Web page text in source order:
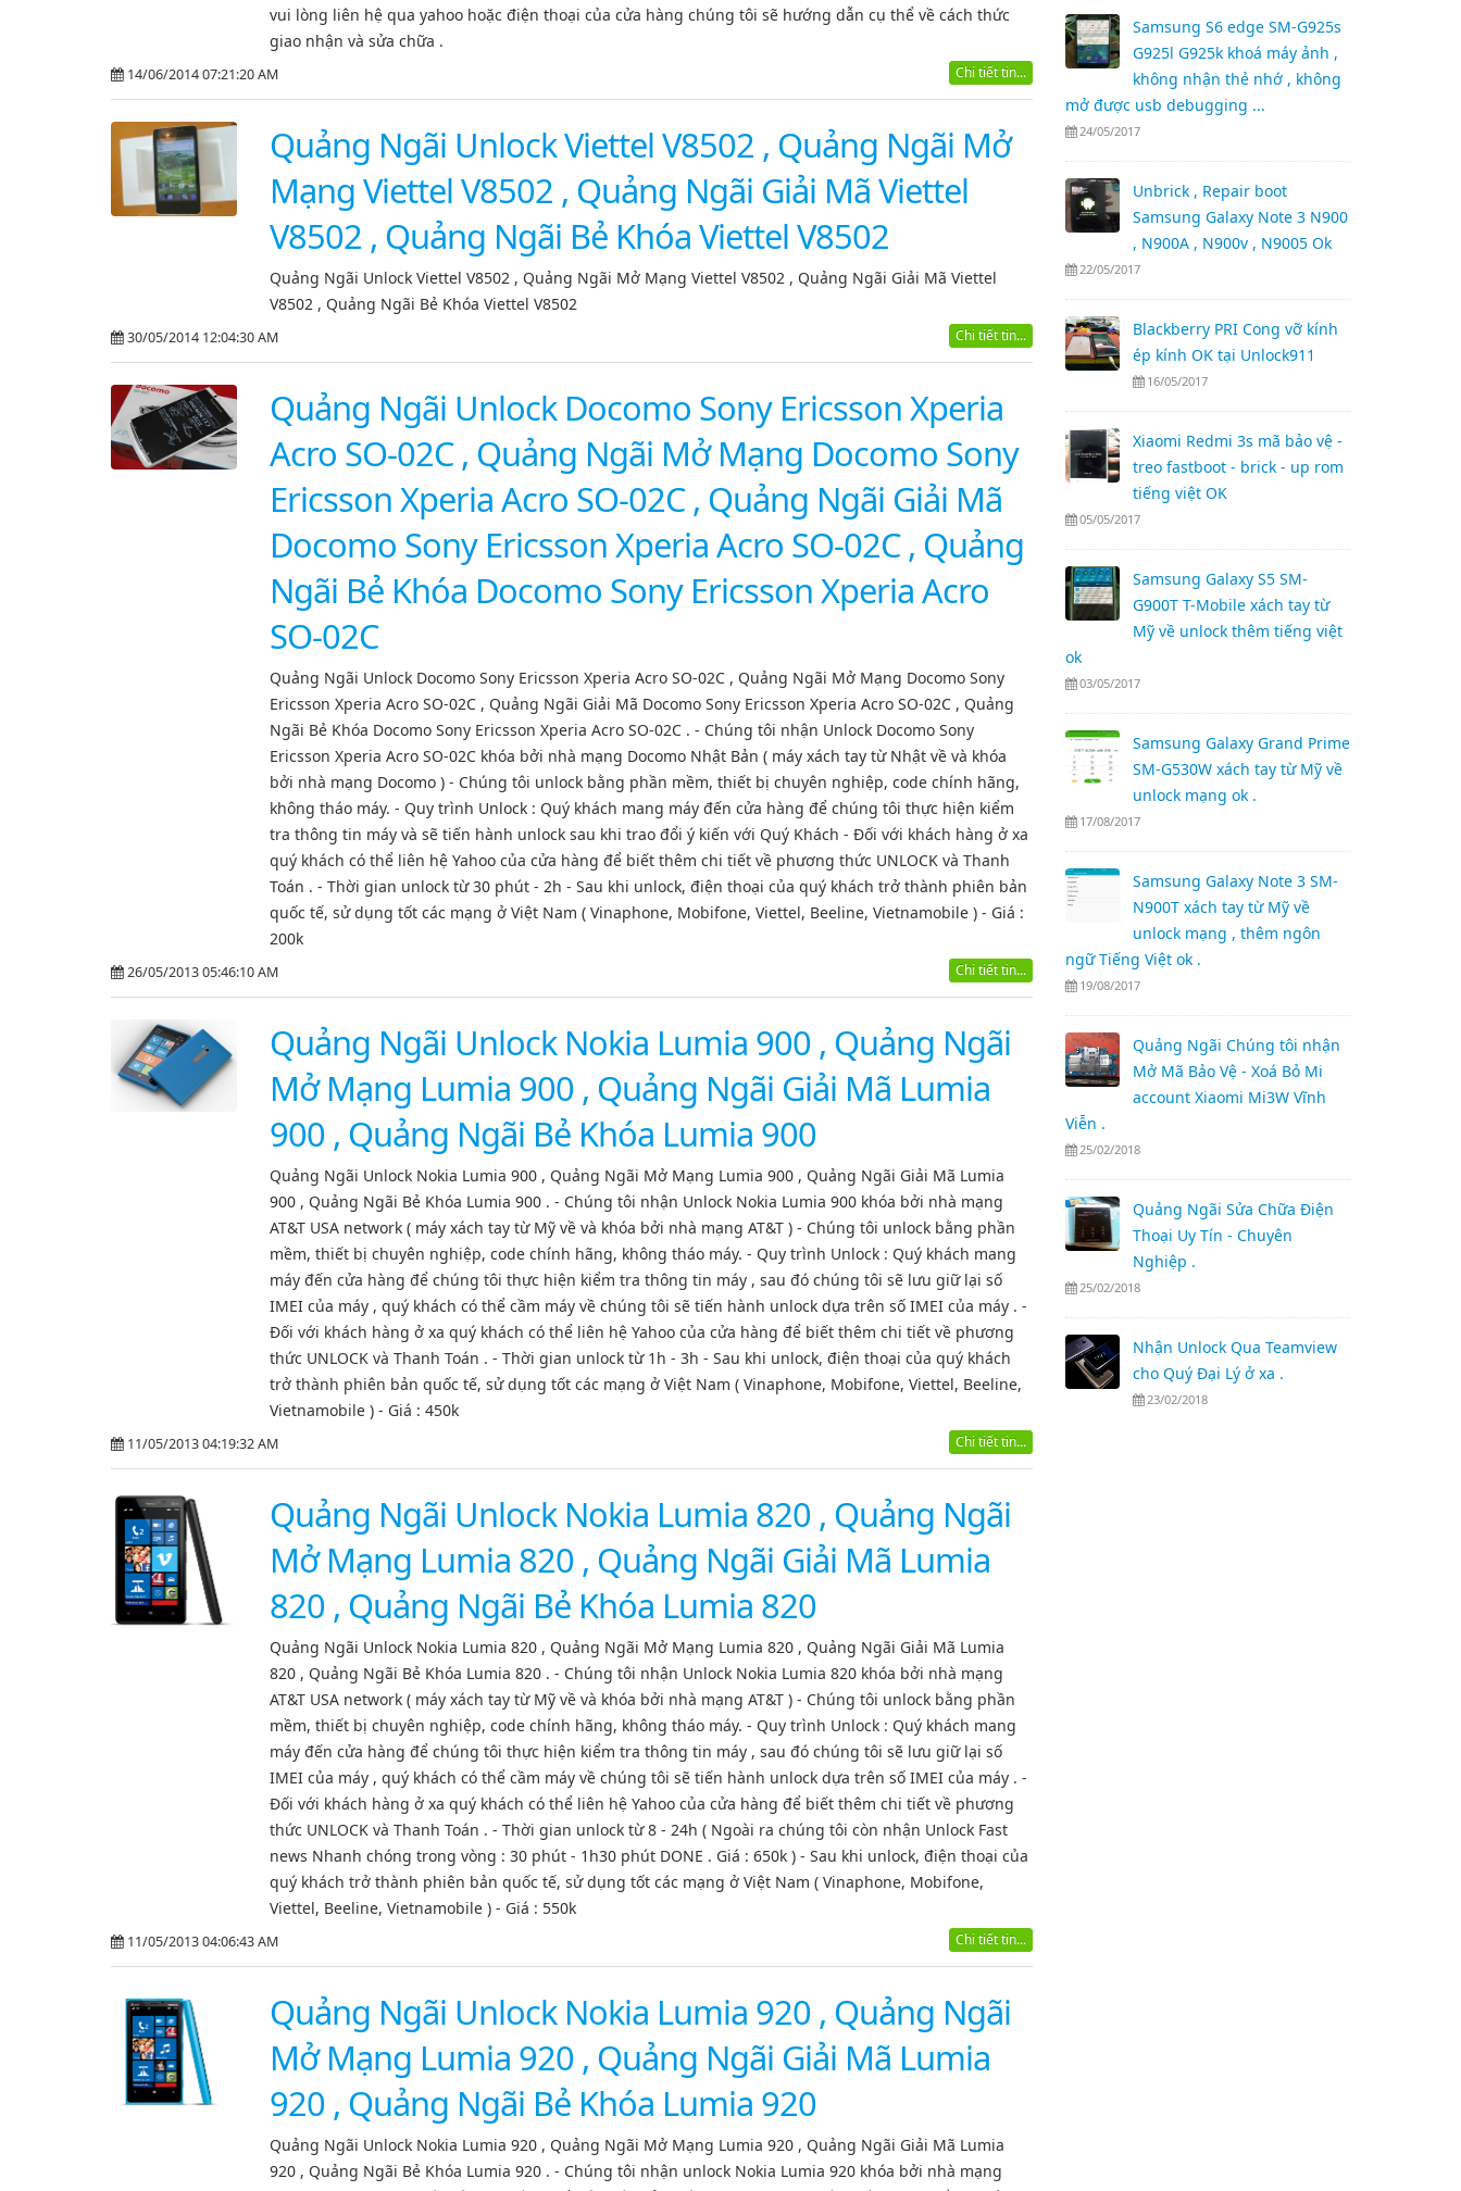
vui lòng liên hệ qua yahoo hoặc điện thoại của cửa hàng chúng tôi sẽ hướng dẫn cụ thể về cách thức
giao nhận và sửa chữa .
14/06/2014 07:21:20 AM Chi tiết tin...
Quảng Ngãi Unlock Viettel V8502 , Quảng Ngãi Mở
Mạng Viettel V8502 , Quảng Ngãi Giải Mã Viettel
V8502 , Quảng Ngãi Bẻ Khóa Viettel V8502
Quảng Ngãi Unlock Viettel V8502 , Quảng Ngãi Mở Mạng Viettel V8502 , Quảng Ngãi Giải Mã Viettel
V8502 , Quảng Ngãi Bẻ Khóa Viettel V8502
30/05/2014 12:04:30 AM Chi tiết tin...
Quảng Ngãi Unlock Docomo Sony Ericsson Xperia
Acro SO-02C , Quảng Ngãi Mở Mạng Docomo Sony
Ericsson Xperia Acro SO-02C , Quảng Ngãi Giải Mã
Docomo Sony Ericsson Xperia Acro SO-02C , Quảng
Ngãi Bẻ Khóa Docomo Sony Ericsson Xperia Acro
SO-02C
Quảng Ngãi Unlock Docomo Sony Ericsson Xperia Acro SO-02C , Quảng Ngãi Mở Mạng Docomo Sony
Ericsson Xperia Acro SO-02C , Quảng Ngãi Giải Mã Docomo Sony Ericsson Xperia Acro SO-02C , Quảng
Ngãi Bẻ Khóa Docomo Sony Ericsson Xperia Acro SO-02C . - Chúng tôi nhận Unlock Docomo Sony
Ericsson Xperia Acro SO-02C khóa bởi nhà mạng Docomo Nhật Bản ( máy xách tay từ Nhật về và khóa
bởi nhà mạng Docomo ) - Chúng tôi unlock bằng phần mềm, thiết bị chuyên nghiệp, code chính hãng,
không tháo máy. - Quy trình Unlock : Quý khách mang máy đến cửa hàng để chúng tôi thực hiện kiểm
tra thông tin máy và sẽ tiến hành unlock sau khi trao đổi ý kiến với Quý Khách - Đối với khách hàng ở xa
quý khách có thể liên hệ Yahoo của cửa hàng để biết thêm chi tiết về phương thức UNLOCK và Thanh
Toán . - Thời gian unlock từ 30 phút - 2h - Sau khi unlock, điện thoại của quý khách trở thành phiên bản
quốc tế, sử dụng tốt các mạng ở Việt Nam ( Vinaphone, Mobifone, Viettel, Beeline, Vietnamobile ) - Giá :
200k
26/05/2013 05:46:10 AM Chi tiết tin...
Quảng Ngãi Unlock Nokia Lumia 900 , Quảng Ngãi
Mở Mạng Lumia 900 , Quảng Ngãi Giải Mã Lumia
900 , Quảng Ngãi Bẻ Khóa Lumia 900
Quảng Ngãi Unlock Nokia Lumia 900 , Quảng Ngãi Mở Mạng Lumia 900 , Quảng Ngãi Giải Mã Lumia
900 , Quảng Ngãi Bẻ Khóa Lumia 900 . - Chúng tôi nhận Unlock Nokia Lumia 900 khóa bởi nhà mạng
AT&T USA network ( máy xách tay từ Mỹ về và khóa bởi nhà mạng AT&T ) - Chúng tôi unlock bằng phần
mềm, thiết bị chuyên nghiệp, code chính hãng, không tháo máy. - Quy trình Unlock : Quý khách mang
máy đến cửa hàng để chúng tôi thực hiện kiểm tra thông tin máy , sau đó chúng tôi sẽ lưu giữ lại số
IMEI của máy , quý khách có thể cầm máy về chúng tôi sẽ tiến hành unlock dựa trên số IMEI của máy . -
Đối với khách hàng ở xa quý khách có thể liên hệ Yahoo của cửa hàng để biết thêm chi tiết về phương
thức UNLOCK và Thanh Toán . - Thời gian unlock từ 1h - 3h - Sau khi unlock, điện thoại của quý khách
trở thành phiên bản quốc tế, sử dụng tốt các mạng ở Việt Nam ( Vinaphone, Mobifone, Viettel, Beeline,
Vietnamobile ) - Giá : 450k
11/05/2013 04:19:32 AM Chi tiết tin...
Quảng Ngãi Unlock Nokia Lumia 820 , Quảng Ngãi
Mở Mạng Lumia 820 , Quảng Ngãi Giải Mã Lumia
820 , Quảng Ngãi Bẻ Khóa Lumia 820
Quảng Ngãi Unlock Nokia Lumia 820 , Quảng Ngãi Mở Mạng Lumia 820 , Quảng Ngãi Giải Mã Lumia
820 , Quảng Ngãi Bẻ Khóa Lumia 820 . - Chúng tôi nhận Unlock Nokia Lumia 820 khóa bởi nhà mạng
AT&T USA network ( máy xách tay từ Mỹ về và khóa bởi nhà mạng AT&T ) - Chúng tôi unlock bằng phần
mềm, thiết bị chuyên nghiệp, code chính hãng, không tháo máy. - Quy trình Unlock : Quý khách mang
máy đến cửa hàng để chúng tôi thực hiện kiểm tra thông tin máy , sau đó chúng tôi sẽ lưu giữ lại số
IMEI của máy , quý khách có thể cầm máy về chúng tôi sẽ tiến hành unlock dựa trên số IMEI của máy . -
Đối với khách hàng ở xa quý khách có thể liên hệ Yahoo của cửa hàng để biết thêm chi tiết về phương
thức UNLOCK và Thanh Toán . - Thời gian unlock từ 8 - 24h ( Ngoài ra chúng tôi còn nhận Unlock Fast
news Nhanh chóng trong vòng : 30 phút - 1h30 phút DONE . Giá : 650k ) - Sau khi unlock, điện thoại của
quý khách trở thành phiên bản quốc tế, sử dụng tốt các mạng ở Việt Nam ( Vinaphone, Mobifone,
Viettel, Beeline, Vietnamobile ) - Giá : 550k
11/05/2013 04:06:43 AM Chi tiết tin...
Quảng Ngãi Unlock Nokia Lumia 920 , Quảng Ngãi
Mở Mạng Lumia 920 , Quảng Ngãi Giải Mã Lumia
920 , Quảng Ngãi Bẻ Khóa Lumia 920
Quảng Ngãi Unlock Nokia Lumia 920 , Quảng Ngãi Mở Mạng Lumia 920 , Quảng Ngãi Giải Mã Lumia
920 , Quảng Ngãi Bẻ Khóa Lumia 920 . - Chúng tôi nhận unlock Nokia Lumia 920 khóa bởi nhà mạng
Samsung S6 edge SM-G925s
G925l G925k khoá máy ảnh ,
không nhận thẻ nhớ , không
mở được usb debugging ...
24/05/2017
Unbrick , Repair boot
Samsung Galaxy Note 3 N900
, N900A , N900v , N9005 Ok
22/05/2017
Blackberry PRI Cong vỡ kính
ép kính OK tại Unlock911
16/05/2017
Xiaomi Redmi 3s mã bảo vệ -
treo fastboot - brick - up rom
tiếng việt OK
05/05/2017
Samsung Galaxy S5 SM-
G900T T-Mobile xách tay từ
Mỹ về unlock thêm tiếng việt
ok
03/05/2017
Samsung Galaxy Grand Prime
SM-G530W xách tay từ Mỹ về
unlock mạng ok .
17/08/2017
Samsung Galaxy Note 3 SM-
N900T xách tay từ Mỹ về
unlock mạng , thêm ngôn
ngữ Tiếng Việt ok .
19/08/2017
Quảng Ngãi Chúng tôi nhận
Mở Mã Bảo Vệ - Xoá Bỏ Mi
account Xiaomi Mi3W Vĩnh
Viễn .
25/02/2018
Quảng Ngãi Sửa Chữa Điện
Thoại Uy Tín - Chuyên
Nghiệp .
25/02/2018
Nhận Unlock Qua Teamview
cho Quý Đại Lý ở xa .
23/02/2018